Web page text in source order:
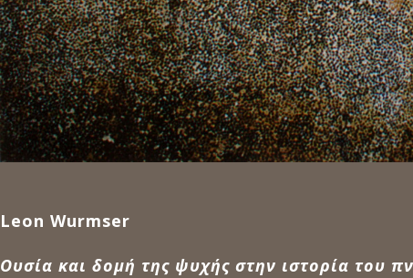
Leon Wurmser
Ουσία και δομή της ψυχής στην ιστορία του